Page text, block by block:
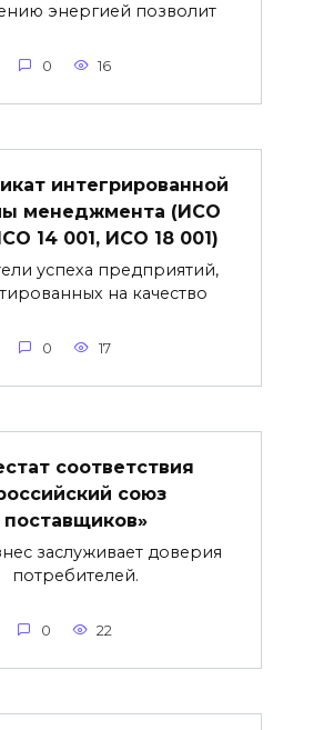
энергией позволит
0 16
интегрированной
менеджмента (ИСО
14 001, ИСО 18 001)
успеха предприятий,
на качество
0 17
соответствия
союз
поставщиков»
заслуживает доверия
потребителей.
0 22